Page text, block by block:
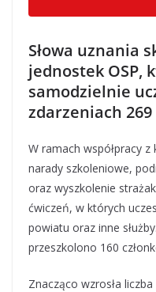
Słowa uznania
jednostek OSP,
samodzielnie
zdarzeniach
W ramach współpracy
narady szkoleniowe,
oraz wyszkolenie
ćwiczeń, w których
powiatu oraz inne
przeszkolono 160
Znacząco wzrosła